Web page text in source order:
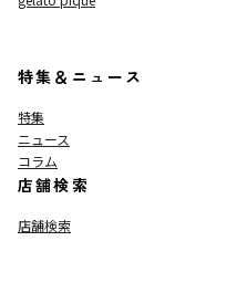
特集＆ニュース
特集
ニュース
コラム
店舗検索
店舗検索